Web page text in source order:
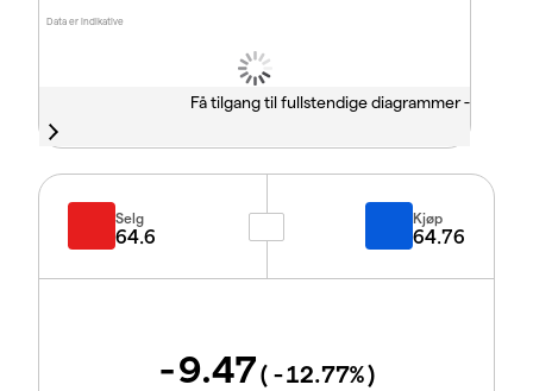
Data er indikative
Få tilgang til fullstendige diagrammer -
Selg
64.6
Kjøp
64.76
-9.47( -12.77%)